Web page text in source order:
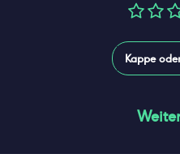
Kappe